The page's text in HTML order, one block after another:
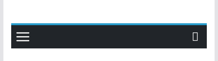
content